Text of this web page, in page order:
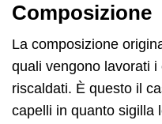
Composizione
La composizione
quali vengono lavorati
riscaldati. È questo il
capelli in quanto sigilla